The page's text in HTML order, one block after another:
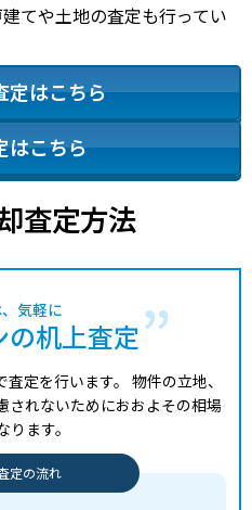
てや土地の査定も行ってい
定はこちら
はこちら
査定方法
気軽に
の机上査定
定を行います。 物件の立地、
されないためにおおよその相場
ります。
定の流れ